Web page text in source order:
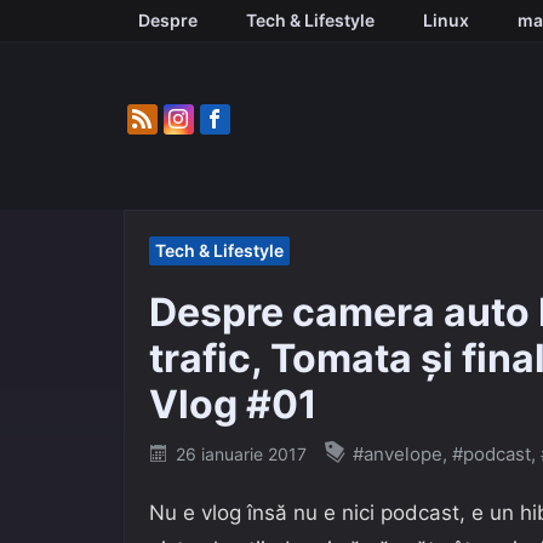
Despre Tech & Lifestyle Linux
Tech & Lifestyle
Despre camera
trafic, Tomata și
Vlog #01
Posted
26 ianuarie 2017 #anvelope, #podcast,
Nu e vlog însă nu e nici podcast, e un